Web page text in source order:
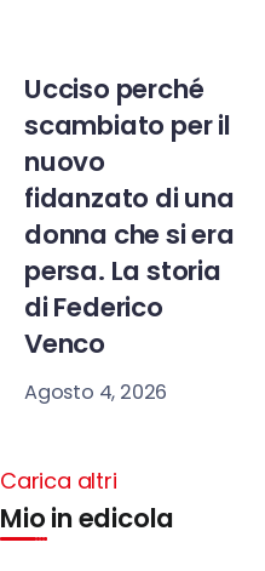
Ucciso perché
scambiato per il
nuovo
fidanzato di una
donna che si era
persa. La storia
di Federico
Venco
Agosto 4, 2026
Carica altri
Mio in edicola